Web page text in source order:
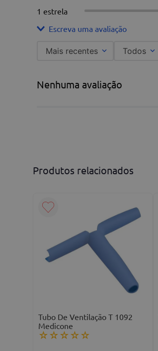
1 estrela
Escreva uma avaliação
Título
Escreva uma avaliação
ENVIAR AVALIAÇÃO
Mais recentes Todos
Nenhuma avaliação
Produtos relacionados
Tubo De Ventilação T 1092
Medicone
☆☆☆☆☆